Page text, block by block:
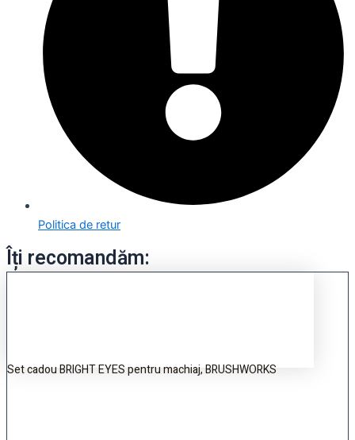
Politica de retur
Îți recomandăm:
Set cadou BRIGHT EYES pentru machiaj, BRUSHWORKS